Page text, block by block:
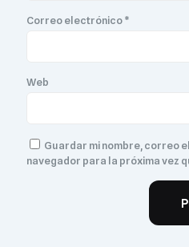
Correo electrónico*
Web
Guardar mi nombre, correo
navegador para la próxima vez